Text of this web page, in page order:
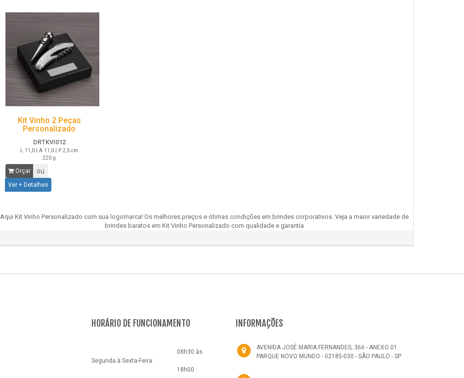
Kit Vinho 2 Peças
Personalizado
DRTKVI012
L 11,0 | A 11,0 | P 2,5 cm
220 g
Orçar ou
Ver + Detalhes
Aqui Kit Vinho Personalizado com sua logomarca! Os melhores preços e ótimas condições em brindes corporativos. Veja a maior variedade de
brindes baratos em Kit Vinho Personalizado com qualidade e garantia
HORÁRIO DE FUNCIONAMENTO
Segunda à Sexta-Feira:
08h30 às
18h00
INFORMAÇÕES
AVENIDA JOSÉ MARIA FERNANDES, 366 - ANEXO 01
PARQUE NOVO MUNDO - 02185-030 - SÃO PAULO - SP